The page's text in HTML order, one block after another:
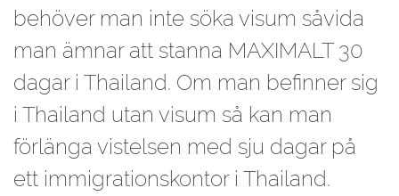
behöver man inte söka visum såvida
man ämnar att stanna MAXIMALT 30
dagar i Thailand. Om man befinner sig
i Thailand utan visum så kan man
förlänga vistelsen med sju dagar på
ett immigrationskontor i Thailand.